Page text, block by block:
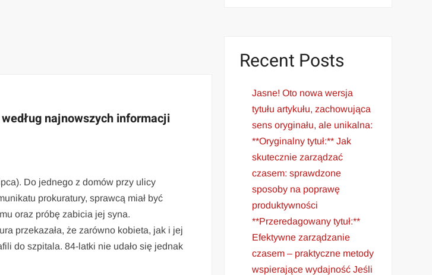
najnowszych informacji
Do jednego z domów przy ulicy
prokuratury, sprawcą miał być
oraz próbę zabicia jej syna.
przekazała, że zarówno kobieta, jak i jej
do szpitala. 84-latki nie udało się jednak
Recent Posts
Jasne! Oto nowa wersja
tytułu artykułu, zachowująca
sens oryginału, ale unikalna:
**Oryginalny tytuł:** Jak
skutecznie zarządzać
czasem: sprawdzone
sposoby na poprawę
produktywności
**Przeredagowany tytuł:**
Efektywne zarządzanie
czasem – praktyczne metody
wspierające wydajność Jeśli